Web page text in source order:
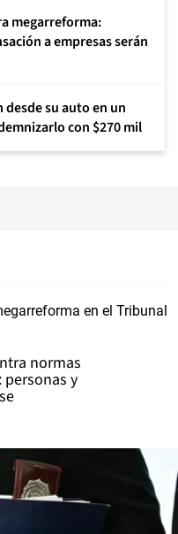
megarreforma:
a empresas serán
su auto en un
con $270 mil
normas
y